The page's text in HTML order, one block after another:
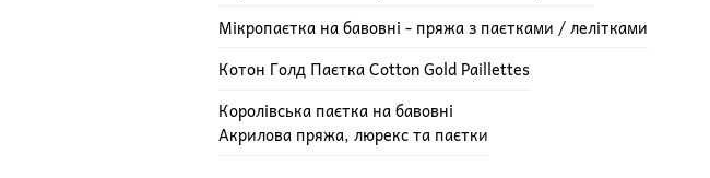
Мікропаєтка на бавовні - пряжа з паєтками / лелітками
Котон Голд Паєтка Cotton Gold Paillettes
Королівська паєтка на бавовні
Акрилова пряжа, люрекс та паєтки